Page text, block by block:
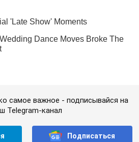
самое важное - подписывайся на
Telegram-канал
Подписаться